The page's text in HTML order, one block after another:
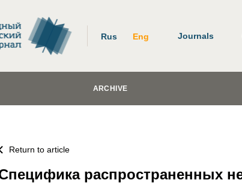
Rus Eng Journals
ARCHIVE
Return to article
распространенных